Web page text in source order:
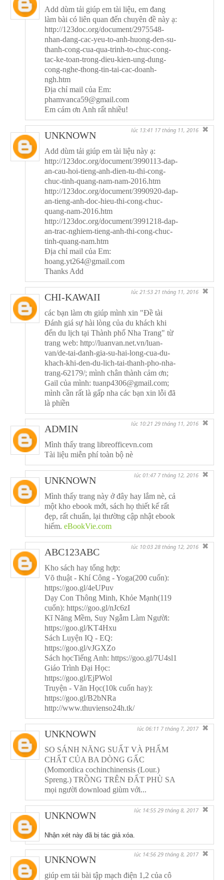
Add dùm tải giúp em tài liệu, em đang
làm bài có liên quan đến chuyên đề này ạ:
http://123doc.org/document/2975548-
nhan-dang-cac-yeu-to-anh-huong-den-su-
thanh-cong-cua-qua-trinh-to-chuc-cong-
tac-ke-toan-trong-dieu-kien-ung-dung-
cong-nghe-thong-tin-tai-cac-doanh-
ngh.htm
Địa chỉ mail của Em:
phamvanca59@gmail.com
Em cám ơn Anh rất nhiều!
UNKNOWN lúc 13:41 17 tháng 11, 2016 ✖
Add dùm tải giúp em tài liệu này ạ:
http://123doc.org/document/3990113-dap-
an-cau-hoi-tieng-anh-dien-tu-thi-cong-
chuc-tinh-quang-nam-nam-2016.htm
http://123doc.org/document/3990920-dap-
an-tieng-anh-doc-hieu-thi-cong-chuc-
quang-nam-2016.htm
http://123doc.org/document/3991218-dap-
an-trac-nghiem-tieng-anh-thi-cong-chuc-
tinh-quang-nam.htm
Địa chỉ mail của Em:
hoang.yt264@gmail.com
Thanks Add
CHI-KAWAII lúc 21:53 21 tháng 11, 2016 ✖
các bạn làm ơn giúp mình xin "Đề tài
Đánh giá sự hài lòng của du khách khi
đến du lịch tại Thành phố Nha Trang" từ
trang web: http://luanvan.net.vn/luan-
van/de-tai-danh-gia-su-hai-long-cua-du-
khach-khi-den-du-lich-tai-thanh-pho-nha-
trang-62179/; mình chân thành cảm ơn;
Gail của mình: tuanp4306@gmail.com;
mình cần rất là gấp nha các bạn xin lỗi đã
là phiền
ADMIN lúc 10:21 29 tháng 11, 2016 ✖
Mình thấy trang libreofficevn.com
Tài liệu miễn phí toàn bộ nè
UNKNOWN lúc 01:47 7 tháng 12, 2016 ✖
Mình thấy trang này ở đây hay lắm nè, cả
một kho ebook mới, sách họ thiết kế rất
đẹp, rất chuẩn, lại thường cập nhật ebook
hiếm. eBookVie.com
ABC123ABC lúc 10:03 28 tháng 12, 2016 ✖
Kho sách hay tổng hợp:
Võ thuật - Khí Công - Yoga(200 cuốn):
https://goo.gl/4eUPuv
Dạy Con Thông Minh, Khỏe Mạnh(119
cuốn): https://goo.gl/nJc6zI
Kĩ Năng Mềm, Suy Ngẫm Làm Người:
https://goo.gl/KT4Hxu
Sách Luyện IQ - EQ:
https://goo.gl/vJGXZo
Sách họcTiếng Anh: https://goo.gl/7U4sl1
Giáo Trình Đại Học:
https://goo.gl/EjPWol
Truyện - Văn Học(10k cuốn hay):
https://goo.gl/B2bNRa
http://www.thuvienso24h.tk/
UNKNOWN lúc 06:11 7 tháng 7, 2017 ✖
SO SÁNH NĂNG SUẤT VÀ PHẨM
CHẤT CỦA BA DÒNG GẤC
(Momordica cochinchinensis (Lour.)
Spreng.) TRỒNG TRÊN ĐẤT PHÙ SA
mọi người download giùm với...
UNKNOWN lúc 14:55 29 tháng 8, 2017 ✖
Nhận xét này đã bị tác giả xóa.
UNKNOWN lúc 14:56 29 tháng 8, 2017 ✖
giúp em tải bài tập mạch điện 1,2 của cô